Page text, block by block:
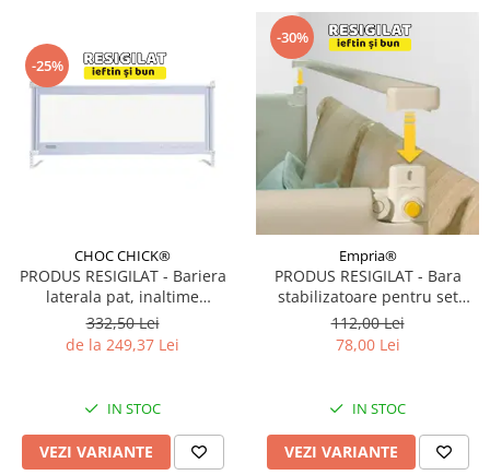
-25%
CHOC CHICK®
PRODUS RESIGILAT - Bariera
laterala pat, inaltime
ajustabila 70-90 cm, Diverse
dimensiuni si culori
332,50 Lei
de la 249,37 Lei
IN STOC
VEZI VARIANTE
-30%
Empria®
PRODUS RESIGILAT - Bara
stabilizatoare pentru set
protectii pat Basic Empria,
stabilizator metalic, Diverse
dimensiuni
112,00 Lei
78,00 Lei
IN STOC
VEZI VARIANTE